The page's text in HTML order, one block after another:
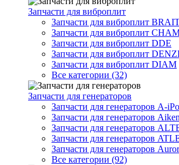
Запчасти для виброплит
Запчасти для виброплит
Запчасти для виброплит
Запчасти для виброплит DDE
Запчасти для виброплит
Запчасти для виброплит DIAM
Все категории (32)
Запчасти для генераторов
Запчасти для генераторов A-
Запчасти для генераторов Aiken
Запчасти для генераторов
Запчасти для генераторов
Запчасти для генераторов
Все категории (92)